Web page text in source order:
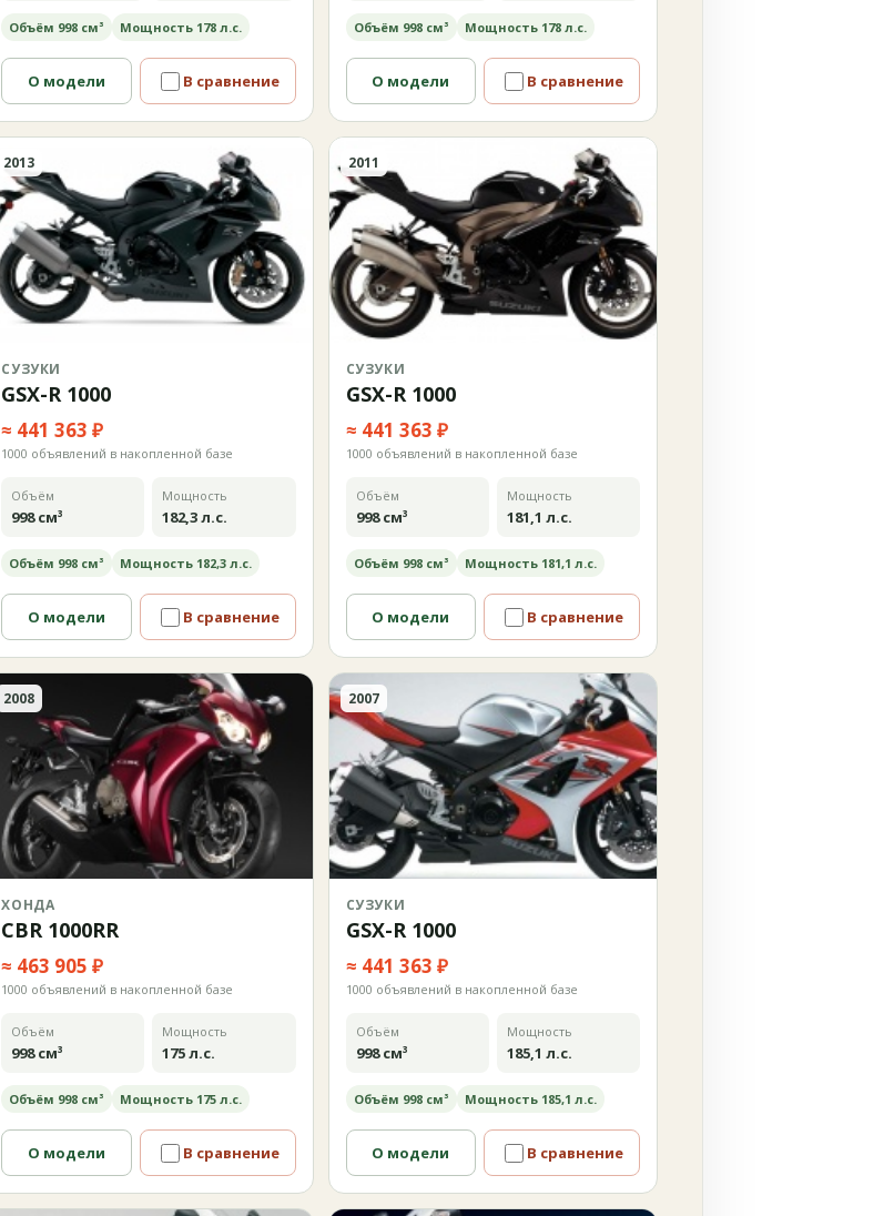
Объём 998 см³ Мощность 178 л.с.
О модели В сравнение
Объём 998 см³ Мощность 178 л.с.
О модели В сравнение
2013
СУЗУКИ
GSX-R 1000
≈ 441 363 ₽
1000 объявлений в накопленной базе
Объём
998 см³
Мощность
182,3 л.с.
Объём 998 см³ Мощность 182,3 л.с.
О модели В сравнение
2011
СУЗУКИ
GSX-R 1000
≈ 441 363 ₽
1000 объявлений в накопленной базе
Объём
998 см³
Мощность
181,1 л.с.
Объём 998 см³ Мощность 181,1 л.с.
О модели В сравнение
2008
ХОНДА
CBR 1000RR
≈ 463 905 ₽
1000 объявлений в накопленной базе
Объём
998 см³
Мощность
175 л.с.
Объём 998 см³ Мощность 175 л.с.
О модели В сравнение
2007
СУЗУКИ
GSX-R 1000
≈ 441 363 ₽
1000 объявлений в накопленной базе
Объём
998 см³
Мощность
185,1 л.с.
Объём 998 см³ Мощность 185,1 л.с.
О модели В сравнение